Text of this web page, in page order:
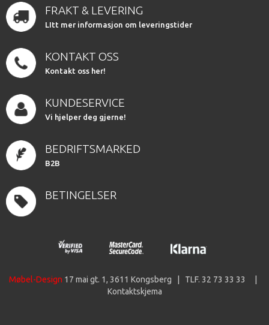
FRAKT & LEVERING
LItt mer informasjon om leveringstider
KONTAKT OSS
Kontakt oss her!
KUNDESERVICE
Vi hjelper deg gjerne!
BEDRIFTSMARKED
B2B
BETINGELSER
Møbel-Design 17 mai gt. 1, 3611 Kongsberg | TLF. 32 73 33 33 |
Kontaktskjema